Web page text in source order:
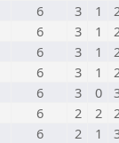
6 3 1
6 3 1
6 3 1
6 3 1
6 3 0
6 2 2
6 2 1